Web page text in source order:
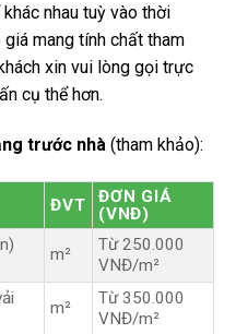
nhau tuỳ vào thời
mang tính chất tham
xin vui lòng gọi trực
cụ thể hơn.
trước nhà (tham khảo):
ĐVT
ĐƠN GIÁ
(VNĐ)
m²
Từ 250.000
VNĐ/m²
m²
Từ 350.000
VNĐ/m²